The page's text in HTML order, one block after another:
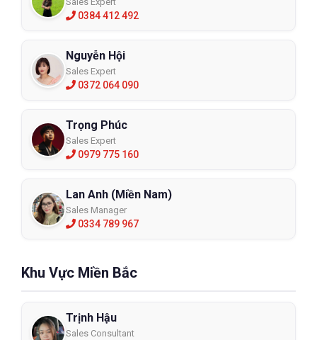
0384 412 492
Nguyễn Hội
Sales Expert
0372 064 090
Trọng Phúc
Sales Expert
0979 775 160
Lan Anh (Miền Nam)
Sales Manager
0334 789 967
Khu Vực Miền Bắc
Trịnh Hậu
Sales Consultant